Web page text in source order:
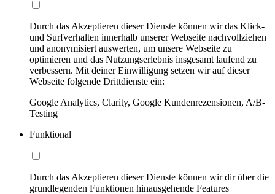
Durch das Akzeptieren dieser Dienste können wir das Klick-
und Surfverhalten innerhalb unserer Webseite nachvollziehen
und anonymisiert auswerten, um unsere Webseite zu
optimieren und das Nutzungserlebnis insgesamt laufend zu
verbessern. Mit deiner Einwilligung setzen wir auf dieser
Webseite folgende Drittdienste ein:
Google Analytics, Clarity, Google Kundenrezensionen, A/B-
Testing
Funktional
Durch das Akzeptieren dieser Dienste können wir dir über die
grundlegenden Funktionen hinausgehende Features